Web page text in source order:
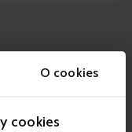
O cookies
cookies